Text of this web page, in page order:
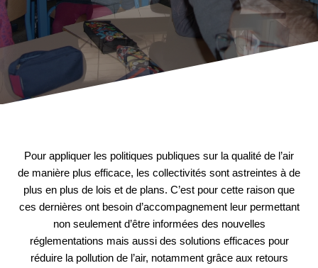
Pour appliquer les politiques publiques sur la qualité de l’air
de manière plus efficace, les collectivités sont astreintes à de
plus en plus de lois et de plans. C’est pour cette raison que
ces dernières ont besoin d’accompagnement leur permettant
non seulement d’être informées des nouvelles
réglementations mais aussi des solutions efficaces pour
réduire la pollution de l’air, notamment grâce aux retours